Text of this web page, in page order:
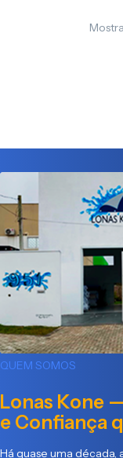
QUEM SOMOS
Lonas Kone
e Confiança
Há quase uma década,